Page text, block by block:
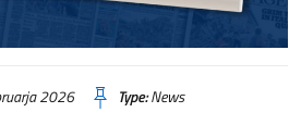
2026 Type:News